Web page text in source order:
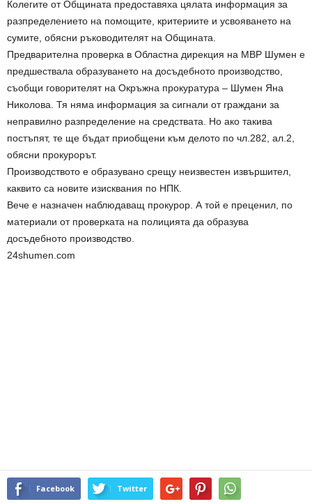
Колегите от Общината предоставяха цялата информация за
разпределението на помощите, критериите и усвояването на
сумите, обясни ръководителят на Общината.
Предварителна проверка в Областна дирекция на МВР Шумен е
предшествала образуването на досъдебното производство,
съобщи говорителят на Окръжна прокуратура – Шумен Яна
Николова. Тя няма информация за сигнали от граждани за
неправилно разпределение на средствата. Но ако такива
постъпят, те ще бъдат приобщени към делото по чл.282, ал.2,
обясни прокурорът.
Производството е образувано срещу неизвестен извършител,
каквито са новите изисквания по НПК.
Вече е назначен наблюдаващ прокурор. А той е преценил, по
материали от проверката на полицията да образува
досъдебното производство.
24shumen.com
Facebook Twitter